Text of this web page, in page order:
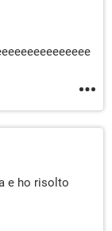
e ho risolto